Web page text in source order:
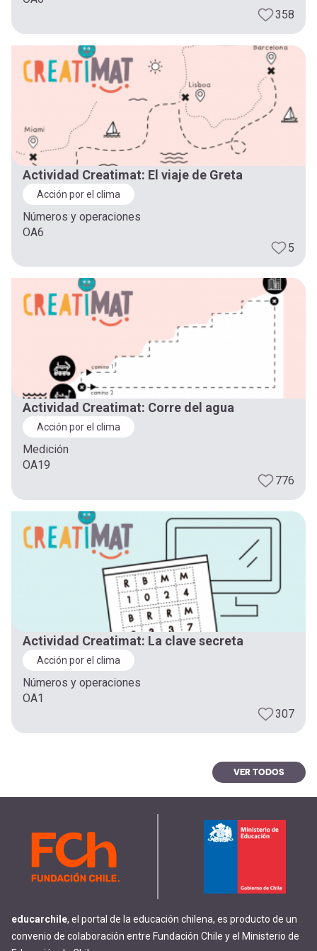
358
Actividad Creatimat: El viaje de Greta
Acción por el clima
Números y operaciones
OA6
5
Actividad Creatimat: Corre del agua
Acción por el clima
Medición
OA19
776
Actividad Creatimat: La clave secreta
Acción por el clima
Números y operaciones
OA1
307
VER TODOS
educarchile, el portal de la educación chilena, es producto de un
convenio de colaboración entre Fundación Chile y el Ministerio de